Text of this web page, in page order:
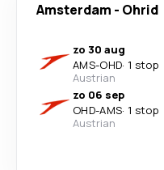
Amsterdam - Ohrid
zo 30 aug
AMS-OHD· 1 stop
Austrian
zo 06 sep
OHD-AMS· 1 stop
Austrian